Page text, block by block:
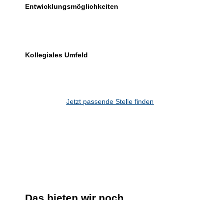
Entwicklungsmöglichkeiten
Kollegiales Umfeld
Jetzt passende Stelle finden